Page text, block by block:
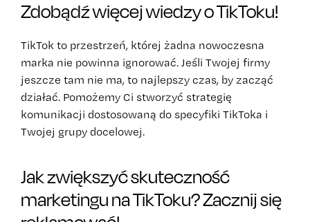
Zdobądź więcej wiedzy o TikToku!
TikTok to przestrzeń, której żadna nowoczesna
marka nie powinna ignorować. Jeśli Twojej firmy
jeszcze tam nie ma, to najlepszy czas, by zacząć
działać. Pomożemy Ci stworzyć strategię
komunikacji dostosowaną do specyfiki TikToka i
Twojej grupy docelowej.
Jak zwiększyć skuteczność
marketingu na TikToku? Zacznij się